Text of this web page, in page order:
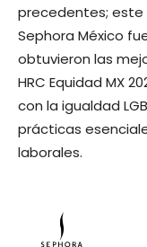
precedentes; este
Sephora México
obtuvieron las
HRC Equidad MX
con la igualdad
prácticas
laborales.